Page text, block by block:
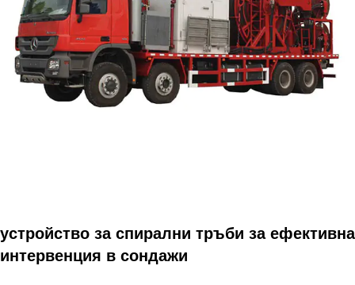
устройство за спирални тръби за ефективна
интервенция в сондажи